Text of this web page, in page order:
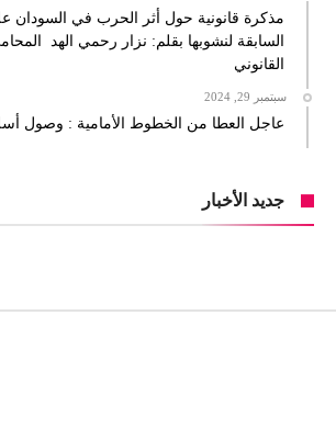
مذكرة قانونية حول أثر الحرب في السودان
السابقة لنشوبها بقلم: نزار رحمي الهد
القانوني
سبتمبر 29, 2024
عاجل العطا من الخطوط الأمامية : وصول
جديد الأخبار